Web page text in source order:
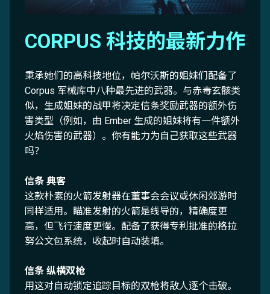
CORPUS 科技的最新力作
秉承她们的高科技地位，帕尔沃斯的姐妹们配备了
Corpus 军械库中八种最先进的武器。与赤毒玄骸类
似，生成姐妹的战甲将决定信条奖励武器的额外伤
害类型（例如，由 Ember 生成的姐妹将有一件额外
火焰伤害的武器）。你有能力为自己获取这些武器
吗？
信条 典客
这款朴素的火箭发射器在董事会会议或休闲郊游时
同样适用。瞄准发射的火箭是线导的，精确度更
高，但飞行速度更慢。配备了获得专利批准的格拉
努公文包系统，收起时自动装填。
信条 纵横双枪
用这对自动锁定追踪目标的双枪将敌人逐个击破。